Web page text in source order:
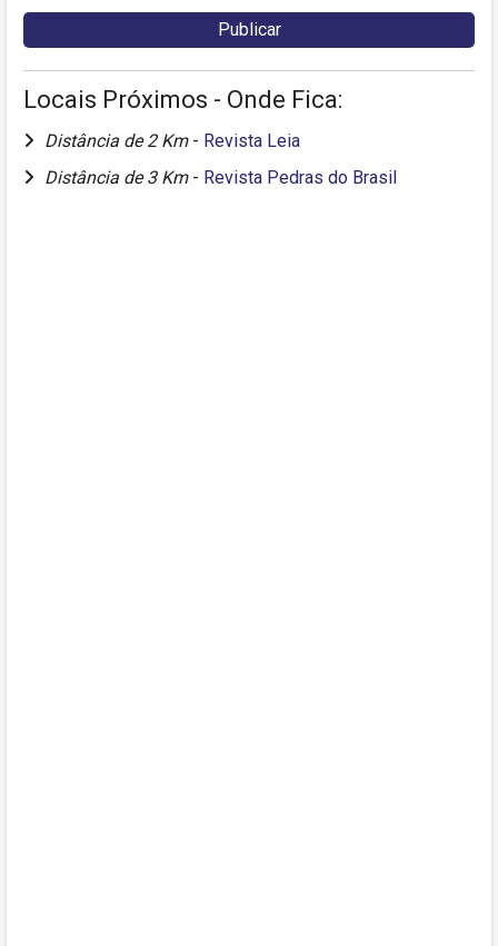
Locais Próximos - Onde Fica:
Distância de 2 Km - Revista Leia
Distância de 3 Km - Revista Pedras do Brasil